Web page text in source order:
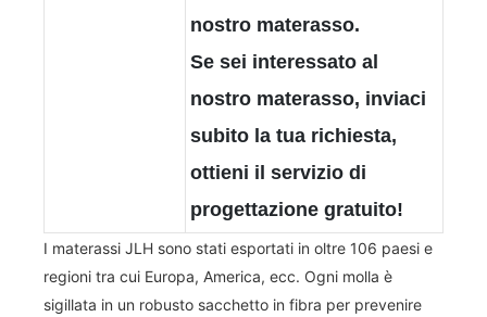
nostro materasso.
Se sei interessato al
nostro materasso, inviaci
subito la tua richiesta,
ottieni il servizio di
progettazione gratuito!
I materassi JLH sono stati esportati in oltre 106 paesi e
regioni tra cui Europa, America, ecc. Ogni molla è
sigillata in un robusto sacchetto in fibra per prevenire